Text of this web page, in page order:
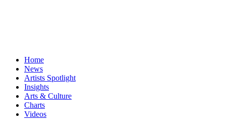
Home
News
Artists Spotlight
Insights
Arts & Culture
Charts
Videos